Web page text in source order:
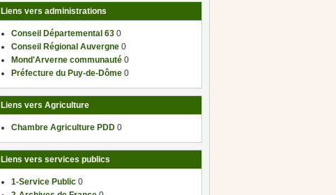
Liens vers administrations
Conseil Départemental 63 0
Conseil Régional Auvergne 0
Mond'Arverne communauté 0
Préfecture du Puy-de-Dôme 0
Liens vers Agriculture
Chambre Agriculture PDD 0
Liens vers services publics
1-Service Public 0